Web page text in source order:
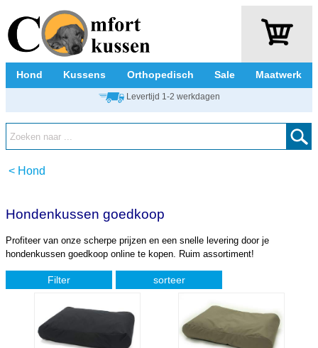
Hond Kussens Orthopedisch Sale Maatwerk
Levertijd 1-2 werkdagen
< Hond
Hondenkussen goedkoop
Profiteer van onze scherpe prijzen en een snelle levering door je
hondenkussen goedkoop online te kopen. Ruim assortiment!
Filter sorteer